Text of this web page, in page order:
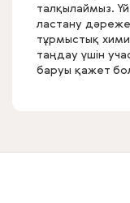
талқылаймыз.
ластану
тұрмыстық
таңдау үшін
баруы қажет